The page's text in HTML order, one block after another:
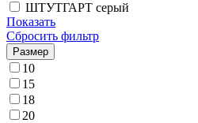
ШТУТГАРТ серый
Показать
Сбросить фильтр
Размер
10
15
18
20